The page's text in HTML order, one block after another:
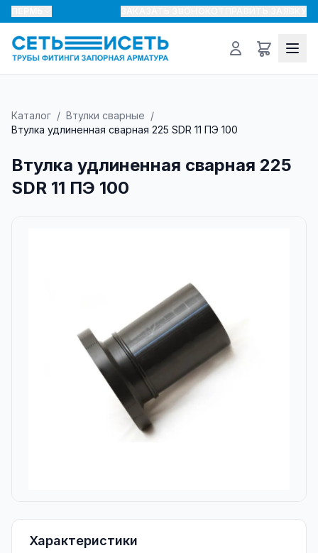
Каталог / Втулки сварные /
Втулка удлиненная сварная 225 SDR 11 ПЭ 100
Втулка удлиненная сварная 225
SDR 11 ПЭ 100
Характеристики